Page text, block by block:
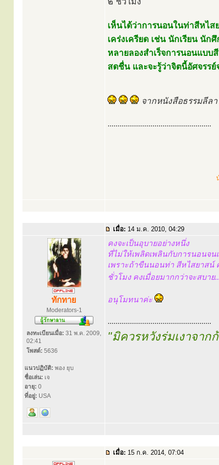
เห็นได้ว่าการนอนในท่าสีหไ
เคร่งเครียด เช่น นักเรียน นั
หลายลองสำเร็จการนอนแบ
สดชื่น และจะรู้ว่าจิตนี้อัศจรรย์
จากหนังสือธรรมลี
.....................................................
เมื่อ: 14 ม.ค. 2010, 04:29
ทักทาย
Moderators-1
ลงทะเบียนเมื่อ: 31 พ.ค. 2009,
02:41
โพสต์: 5636
แนวปฏิบัติ: พอง ยุบ
ชื่อเล่น: เจ
อายุ: 0
ที่อยู่: USA
คงจะเป็นอุบายอย่างหนึ่ง
ที่ไม่ให้เพลิดเพลินกับการนอนจน
เพราะถ้าขืนนอนท่า สีหไสยาสน์
ชั่วโมง คงเมื่อยมากกว่าจะสบาย
อนุโมทนาค่ะ
.....................................................
"มิควรหวังร่มเงาจาก
เมื่อ: 15 ก.ค. 2014, 07:04